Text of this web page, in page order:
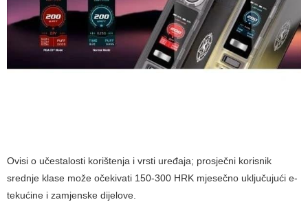
Ovisi o učestalosti korištenja i vrsti uređaja; prosječni korisnik
srednje klase može očekivati 150-300 HRK mjesečno uključujući e-
tekućine i zamjenske dijelove.